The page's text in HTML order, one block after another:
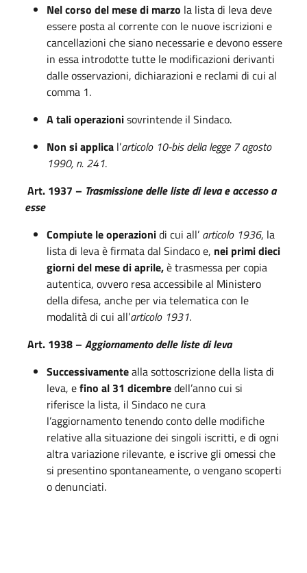
Nel corso del mese di marzo la lista di leva deve
essere posta al corrente con le nuove iscrizioni e
cancellazioni che siano necessarie e devono essere
in essa introdotte tutte le modificazioni derivanti
dalle osservazioni, dichiarazioni e reclami di cui al
comma 1.
A tali operazionisovrintende il Sindaco.
Non si applica l’articolo 10-bis della legge 7 agosto
1990, n. 241.
Art. 1937 – Trasmissione delle liste di leva e accesso a
esse
Compiute le operazionidi cui all’ articolo 1936, la
lista di leva è firmata dal Sindaco e, nei primi dieci
giorni del mese di aprile,è trasmessa per copia
autentica, ovvero resa accessibile al Ministero
della difesa, anche per via telematica con le
modalità di cui all’articolo 1931.
Art. 1938 – Aggiornamento delle liste di leva
Successivamentealla sottoscrizione della lista di
leva, efino al 31 dicembredell’anno cui si
riferisce la lista, il Sindaco ne cura
l’aggiornamento tenendo conto delle modifiche
relative alla situazione dei singoli iscritti, e di ogni
altra variazione rilevante, e iscrive gli omessi che
si presentino spontaneamente, o vengano scoperti
o denunciati.